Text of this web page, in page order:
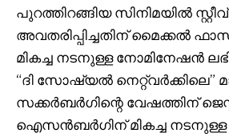
പുറത്തിറങ്ങിയ സിനിമയിൽ
അവതരിപ്പിച്ചതിന് മൈക്കൽ
മികച്ച നടനുള്ള നോമിനേഷൻ
“ദി സോഷ്യൽ നെറ്റ്‌വർക്കിലെ”
സക്കർബർഗിന്റെ വേഷത്തിന്
ഐസൻബർഗിന് മികച്ച